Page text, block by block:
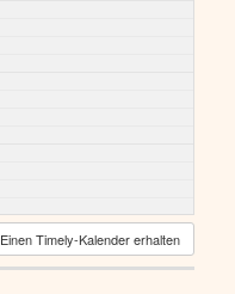
Einen Timely-Kalender erhalten